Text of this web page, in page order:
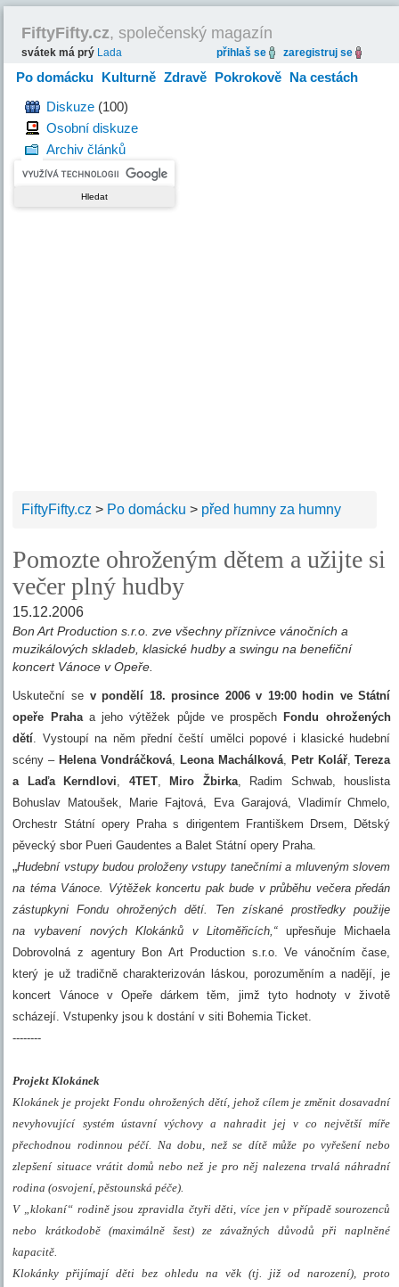
FiftyFifty.cz, společenský magazín
svátek má prý Lada přihlaš se zaregistruj se
Po domácku Kulturně Zdravě Pokrokově Na cestách
HravěDiskuze (100)
Osobní diskuze
Archiv článků
FiftyFifty.cz > Po domácku > před humny za humny
Pomozte ohroženým dětem a užijte si
večer plný hudby
15.12.2006
Bon Art Production s.r.o. zve všechny příznivce vánočních a
muzikálových skladeb, klasické hudby a swingu na benefiční
koncert Vánoce v Opeře.
Uskuteční se v pondělí 18. prosince 2006 v 19:00 hodin ve Státní
opeře Praha a jeho výtěžek půjde ve prospěch Fondu ohrožených
dětí. Vystoupí na něm přední čeští umělci popové i klasické hudební
scény – Helena Vondráčková, Leona Machálková, Petr Kolář, Tereza
a Laďa Kerndlovi, 4TET, Miro Žbirka, Radim Schwab, houslista
Bohuslav Matoušek, Marie Fajtová, Eva Garajová, Vladimír Chmelo,
Orchestr Státní opery Praha s dirigentem Františkem Drsem, Dětský
pěvecký sbor Pueri Gaudentes a Balet Státní opery Praha.
„Hudební vstupy budou proloženy vstupy tanečními a mluveným slovem
na téma Vánoce. Výtěžek koncertu pak bude v průběhu večera předán
zástupkyni Fondu ohrožených dětí. Ten získané prostředky použije
na vybavení nových Klokánků v Litoměřicích,“upřesňuje Michaela
Dobrovolná z agentury Bon Art Production s.r.o. Ve vánočním čase,
který je už tradičně charakterizován láskou, porozuměním a nadějí, je
koncert Vánoce v Opeře dárkem těm, jimž tyto hodnoty v životě
scházejí. Vstupenky jsou k dostání v siti Bohemia Ticket.
--------
Projekt Klokánek
Klokánek je projekt Fondu ohrožených dětí, jehož cílem je změnit dosavadní
nevyhovující systém ústavní výchovy a nahradit jej v co největší míře
přechodnou rodinnou péčí. Na dobu, než se dítě může po vyřešení nebo
zlepšení situace vrátit domů nebo než je pro něj nalezena trvalá náhradní
rodina (osvojení, pěstounská péče).
V „klokaní“ rodině jsou zpravidla čtyři děti, více jen v případě sourozenců
nebo krátkodobě (maximálně šest) ze závažných důvodů při naplněné
kapacitě.
Klokánky přijímají děti bez ohledu na věk (tj. již od narození), proto